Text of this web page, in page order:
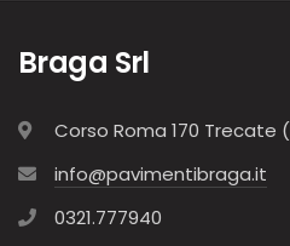
Braga Srl
Corso Roma 170 Trecate
info@pavimentibraga.it
0321.777940